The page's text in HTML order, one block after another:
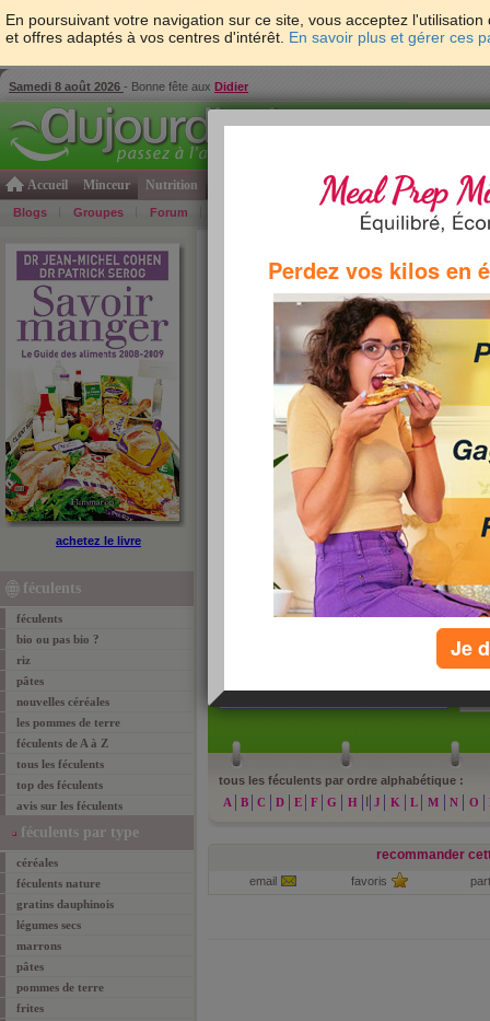
En poursuivant votre navigation sur ce site, vous acceptez
et offres adaptés à vos centres d'intérêt. En savoir plus et gérer ces
Samedi 8 août 2026 - Bonne fête aux Didier
Accueil Minceur Nutrition Psycho & tests Forme & santé
Blogs Groupes Forum Bons Plans
achetez le livre
féculents
féculents
bio ou pas bio ?
riz
pâtes
nouvelles céréales
les pommes de terre
féculents de A à Z
tous les féculents
top des féculents
avis sur les féculents
féculents par type
céréales
féculents nature
gratins dauphinois
légumes secs
marrons
pâtes
pommes de terre
frites
féculents de A à Z
Cliquez ici pour consulter tous les féculents
Patrick Sérog. Retrouvez tous ces féculents
repérer encore plus facilement.
tous les féculents par ordre alphabétique :
A
B C D E F G H J K L M N O
recommander
email favoris
Perdez vos kilos en
Je